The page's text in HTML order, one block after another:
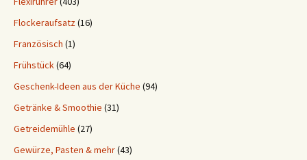
Flockeraufsatz(16)
Französisch (1)
Frühstück(64)
Geschenk-Ideen aus der Küche (94)
Getränke & Smoothie (31)
Getreidemühle (27)
Gewürze, Pasten & mehr(43)